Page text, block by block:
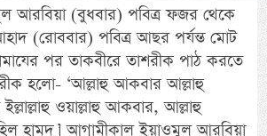
আরবিয়া (বুধবার) পবিত্র ফজর থেকে
(রোববার) পবিত্র আছর পর্যন্ত মোট
পর তাকবীরে তাশরীক পাঠ করতে
হলো- ‘আল্লাহু আকবার আল্লাহু
ওয়াল্লাহু আকবার, আল্লাহু
হামদ।’ আগামীকাল ইয়াওমুল আরবিয়া